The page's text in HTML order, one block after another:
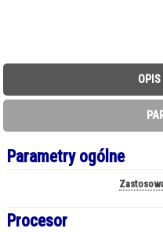
OPIS
Parametry ogólne
Procesor